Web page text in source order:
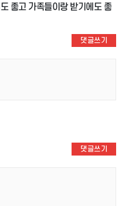
좋고 가족들이랑 받기에도 좋
댓글쓰기
댓글쓰기